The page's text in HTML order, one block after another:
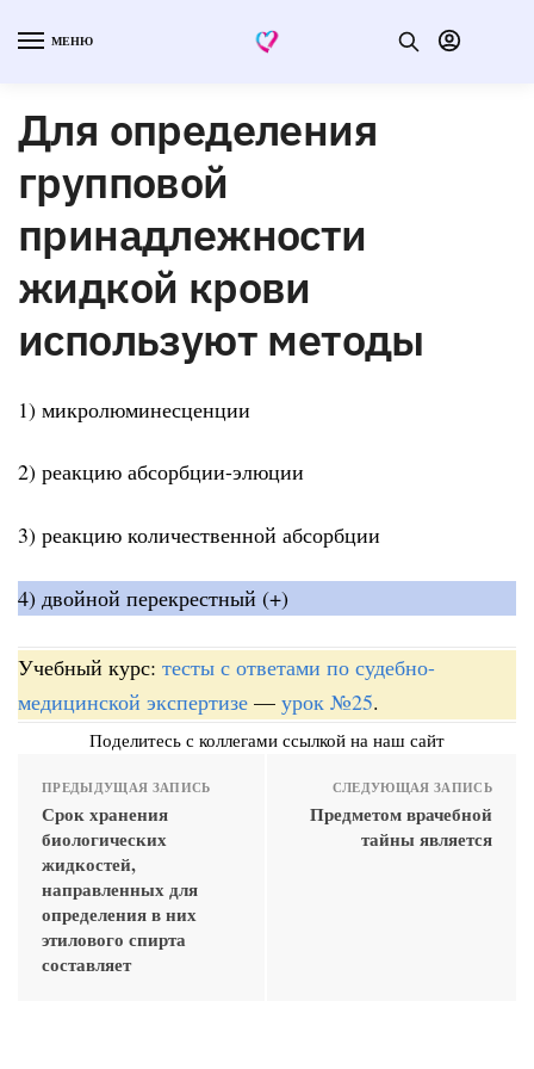
МЕНЮ
Для определения
групповой
принадлежности
жидкой крови
используют методы
1) микролюминесценции
2) реакцию абсорбции-элюции
3) реакцию количественной абсорбции
4) двойной перекрестный (+)
Учебный курс: тесты с ответами по судебно-
медицинской экспертизе — урок №25.
Поделитесь с коллегами ссылкой на наш сайт
ПРЕДЫДУЩАЯ ЗАПИСЬ
Срок хранения
биологических
жидкостей,
направленных для
определения в них
этилового спирта
составляет
СЛЕДУЮЩАЯ ЗАПИСЬ
Предметом врачебной
тайны является